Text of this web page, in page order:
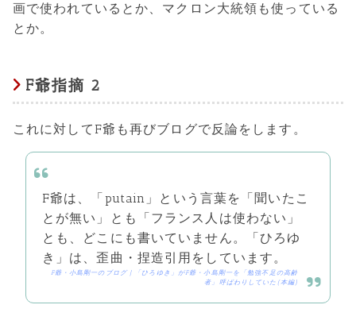
画で使われているとか、マクロン大統領も使っている
とか。
F爺指摘 2
これに対してF爺も再びブログで反論をします。
F爺は、「putain」という言葉を「聞いたこ
とが無い」とも「フランス人は使わない」
とも、どこにも書いていません。「ひろゆ
き」は、歪曲・捏造引用をしています。
F爺・小島剛一のブログ | 「ひろゆき」がF爺・小島剛一を「勉強不足の高齢
者」呼ばわりしていた(本編)